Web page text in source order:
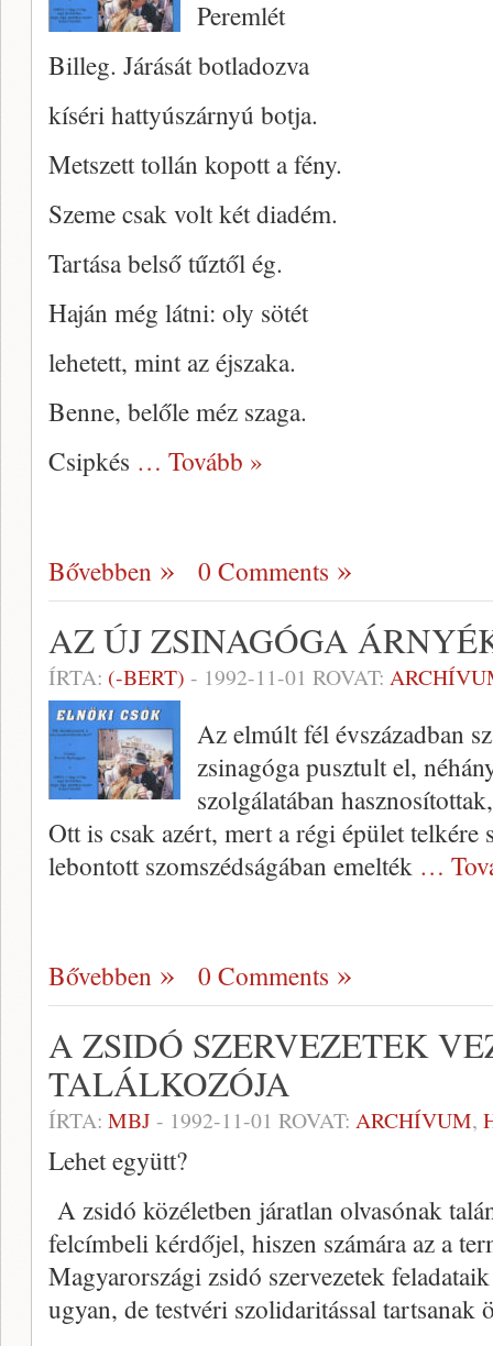
Peremlét
Billeg. Járását botladozva
kíséri hattyúszárnyú botja.
Metszett tollán kopott a fény.
Szeme csak volt két diadém.
Tartása belső tűztől ég.
Haján még látni: oly sötét
lehetett, mint az éjszaka.
Benne, belőle méz szaga.
Csipkés … Tovább »
Bővebben 0 Comments
AZ ÚJ ZSINAGÓGA
ÍRTA: (-BERT) - 1992-11-01 ROVAT:
Az elmúlt fél évszázadban
zsinagóga pusztult el,
szolgálatában
Ott is csak azért, mert a régi épület telkére
lebontott szomszédságában emelték …
Bővebben 0 Comments
A ZSIDÓ SZERVEZETEK
TALÁLKOZÓJA
ÍRTA: MBJ- 1992-11-01 ROVAT: ARCHÍVUM,
Lehet együtt?
A zsidó közéletben járatlan olvasónak
felcímbeli kérdőjel, hiszen számára az a
Magyarországi zsidó szervezetek
ugyan, de testvéri szolidaritással tartsanak